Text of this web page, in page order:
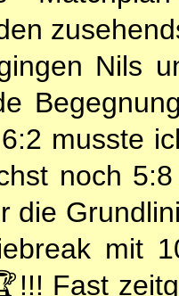
Nils
musste
noch
die
mit
Fast